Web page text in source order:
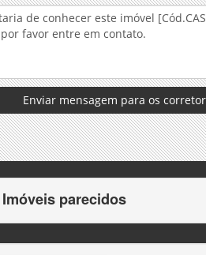
Enviar mensagem para os
Imóveis parecidos